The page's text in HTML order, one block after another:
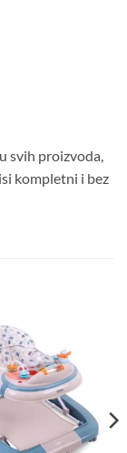
svih proizvoda,
kompletni i bez